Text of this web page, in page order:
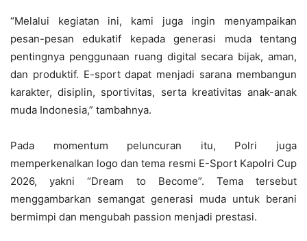
“Melalui kegiatan ini, kami juga ingin menyampaikan
pesan-pesan edukatif kepada generasi muda tentang
pentingnya penggunaan ruang digital secara bijak, aman,
dan produktif. E-sport dapat menjadi sarana membangun
karakter, disiplin, sportivitas, serta kreativitas anak-anak
muda Indonesia,” tambahnya.
Pada momentum peluncuran itu, Polri juga
memperkenalkan logo dan tema resmi E-Sport Kapolri Cup
2026, yakni “Dream to Become”. Tema tersebut
menggambarkan semangat generasi muda untuk berani
bermimpi dan mengubah passion menjadi prestasi.